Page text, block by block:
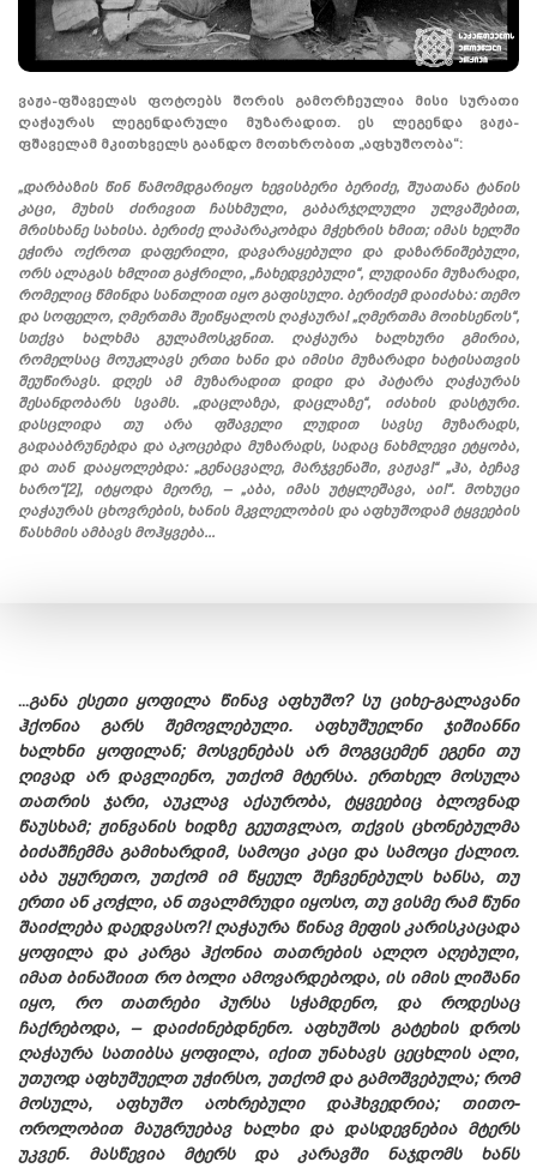
ვაჟა-ფშაველას ფოტოებს შორის გამორჩეულია მისი სურათი
ღაჭაურას ლეგენდარული მუზარადით. ეს ლეგენდა ვაჟა-
ფშაველამ მკითხველს გაანდო მოთხრობით „აფხუშოობა“:
„დარბაზის წინ წამომდგარიყო ხევისბერი ბერიძე, შუათანა ტანის
კაცი, მუხის ძირივით ჩასხმული, გაბარჯღლული ულვაშებით,
მრისხანე სახისა. ბერიძე ლაპარაკობდა მჭეხრის ხმით; იმას ხელში
ეჭირა ოქროთ დაფერილი, დავარაყებული და დაზარნიშებული,
ორს ალაგას ხმლით გაჭრილი, „ჩახედვებული“, ლუდიანი მუზარადი,
რომელიც წმინდა სანთლით იყო გაფისული. ბერიძემ დაიძახა: თემო
და სოფელო, ღმერთმა შეიწყალოს ღაჭაურა! „ღმერთმა მოიხსენოს“,
სთქვა ხალხმა გულამოსკვნით. ღაჭაურა ხალხური გმირია,
რომელსაც მოუკლავს ერთი ხანი და იმისი მუზარადი ხატისათვის
შეუწირავს. დღეს ამ მუზარადით დიდი და პატარა ღაჭაურას
შესანდობარს სვამს. „დაცლაზეა, დაცლაზე“, იძახის დასტური.
დასცლიდა თუ არა ფშაველი ლუდით სავსე მუზარადს,
გადააბრუნებდა და აკოცებდა მუზარადს, სადაც ნახმლევი ეტყობა,
და თან დააყოლებდა: „გენაცვალე, მარჯვენაში, ვაჟავ!“ „ჰა, ბეჩავ
ხარო“[2], იტყოდა მეორე, – „აბა, იმას უტყლეშავა, აი!“. მოხუცი
ღაჭაურას ცხოვრების, ხანის მკვლელობის და აფხუშოდამ ტყვეების
წასხმის ამბავს მოჰყვება...
...განა ესეთი ყოფილა წინავ აფხუშო? სუ ციხე-გალავანი
ჰქონია გარს შემოვლებული. აფხუშუელნი ჯიშიანნი
ხალხნი ყოფილან; მოსვენებას არ მოგვცემენ ეგენი თუ
ღივად არ დავლიენო, უთქომ მტერსა. ერთხელ მოსულა
თათრის ჯარი, აუკლავ აქაურობა, ტყვეებიც ბლოვნად
წაუსხამ; ჟინვანის ხიდზე გეუთვლაო, თქვის ცხონებულმა
ბიძაშჩემმა გამიხარდიმ, სამოცი კაცი და სამოცი ქალიო.
აბა უყურეთო, უთქომ იმ წყეულ შეჩვენებულს ხანსა, თუ
ერთი ან კოჭლი, ან თვალმრუდი იყოსო, თუ ვისმე რამ წუნი
შაიძლება დაედვასო?! ღაჭაურა წინავ მეფის კარისკაცადა
ყოფილა და კარგა ჰქონია თათრების ალღო აღებული,
იმათ ბინაშიით რო ბოლი ამოვარდებოდა, ის იმის ლიშანი
იყო, რო თათრები პურსა სჭამდენო, და როდესაც
ჩაქრებოდა, – დაიძინებდნენო. აფხუშოს გატეხის დროს
ღაჭაურა სათიბსა ყოფილა, იქით უნახავს ცეცხლის ალი,
უთუოდ აფხუშუელთ უჭირსო, უთქომ და გამოშვებულა; რომ
მოსულა, აფხუშო აოხრებული დაჰხვედრია; თითო-
ოროლობით მაუგრუებავ ხალხი და დასდევნებია მტერს
უკვენ. მასწევია მტერს და კარავში ნაჯდომს ხანს